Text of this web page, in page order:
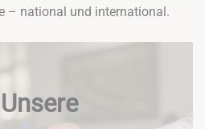
– national und international.